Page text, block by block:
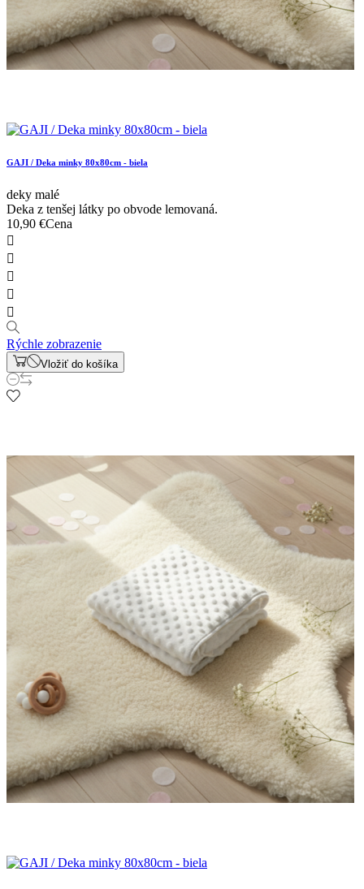
GAJI / Deka minky 80x80cm - biela
deky malé
Deka z tenšej látky po obvode lemovaná.
10,90 €Cena





Rýchle zobrazenie
Vložiť do košíka